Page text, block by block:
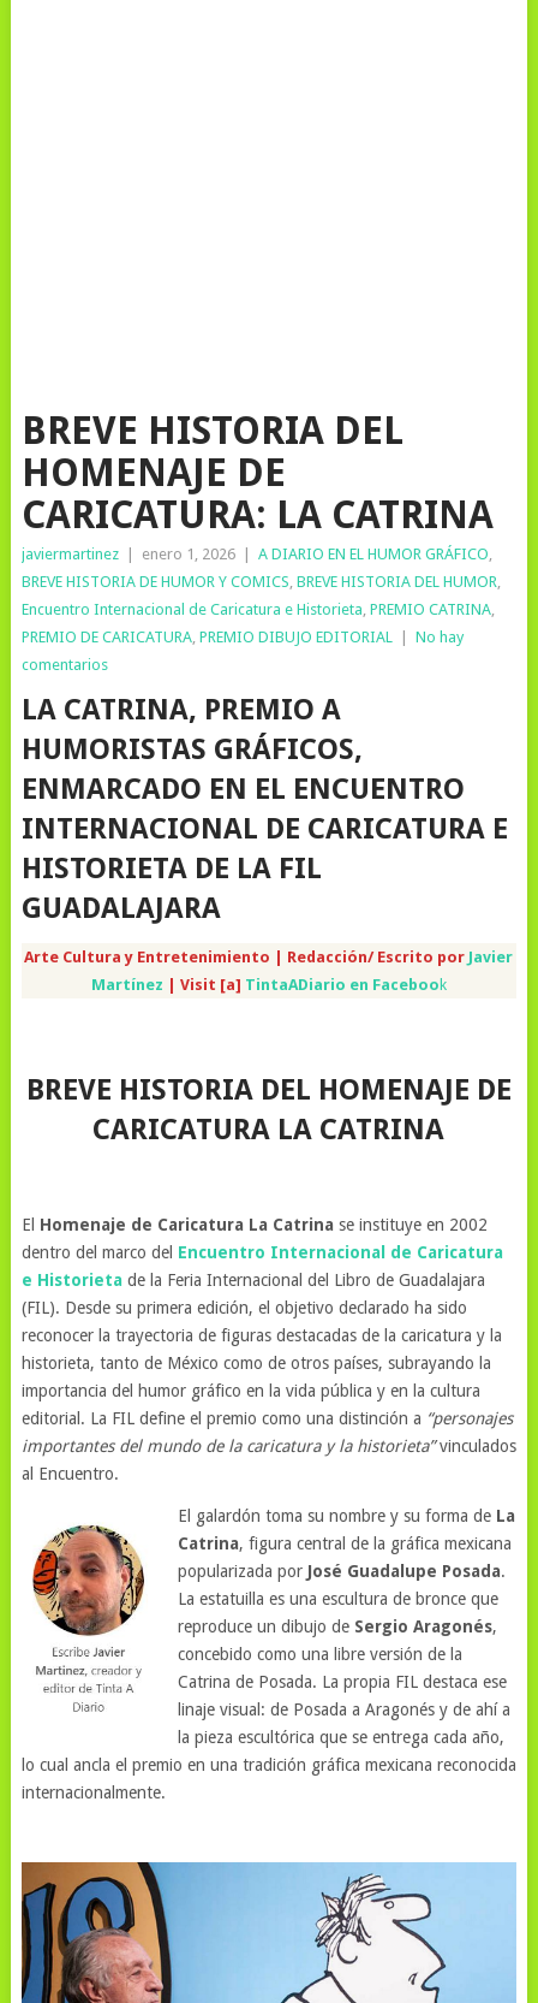
BREVE HISTORIA DEL
HOMENAJE DE
CARICATURA: LA CATRINA
javiermartinez enero 1, 2026 A DIARIO EN EL HUMOR GRÁFICO,
BREVE HISTORIA DE HUMOR Y COMICS, BREVE HISTORIA DEL HUMOR,
Encuentro Internacional de Caricatura e Historieta, PREMIO CATRINA,
PREMIO DE CARICATURA, PREMIO DIBUJO EDITORIAL
No hay
comentarios
LA CATRINA, PREMIO A
HUMORISTAS GRÁFICOS,
ENMARCADO EN EL ENCUENTRO
INTERNACIONAL DE CARICATURA E
HISTORIETA DE LA FIL
GUADALAJARA
Arte Cultura y Entretenimiento | Redacción/ Escrito por Javier
Martínez | Visit [a] TintaADiario en Faceboo k
BREVE HISTORIA DEL HOMENAJE DE
CARICATURA LA CATRINA
El Homenaje de Caricatura La Catrina se instituye en 2002
dentro del marco del Encuentro Internacional de Caricatura
e Historietade la Feria Internacional del Libro de Guadalajara
(FIL). Desde su primera edición, el objetivo declarado ha sido
reconocer la trayectoria de figuras destacadas de la caricatura y la
historieta, tanto de México como de otros países, subrayando la
importancia del humor gráfico en la vida pública y en la cultura
editorial. La FIL define el premio como una distinción a “personajes
importantes del mundo de la caricatura y la historieta”vinculados
al Encuentro.
El galardón toma su nombre y su forma de La
Catrina, figura central de la gráfica mexicana
popularizada por José Guadalupe Posada.
La estatuilla es una escultura de bronce que
reproduce un dibujo de Sergio Aragonés,
concebido como una libre versión de la
Catrina de Posada. La propia FIL destaca ese
linaje visual: de Posada a Aragonés y de ahí a
la pieza escultórica que se entrega cada año,
lo cual ancla el premio en una tradición gráfica mexicana reconocida
internacionalmente.